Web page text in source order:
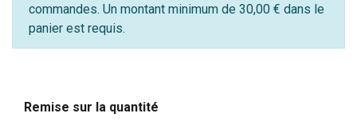
commandes. Un montant minimum de 30,00 € dans le
panier est requis.
Remise sur la quantité